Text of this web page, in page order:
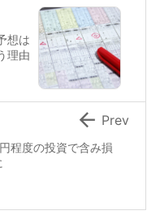
想は
理由
程度の投資で含み損
 Prev